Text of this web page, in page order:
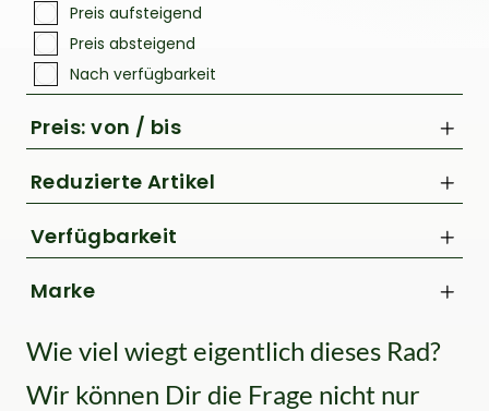
Preis aufsteigend
Preis absteigend
Nach verfügbarkeit
Preis: von / bis
Reduzierte Artikel
Nur Reduzierte Artikel anzeigen
Verfügbarkeit
Marke
Wie viel wiegt eigentlich dieses Rad?
Wir können Dir die Frage nicht nur